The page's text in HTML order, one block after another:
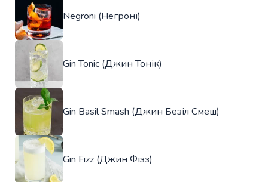
Negroni (Негроні)
Gin Tonic (Джин Тонік)
Gin Basil Smash (Джин Безіл Смеш)
Gin Fizz (Джин Фізз)